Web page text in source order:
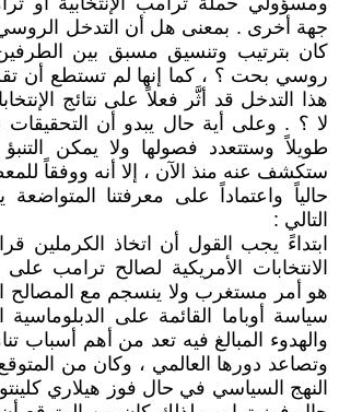
جهة أخرى . بمعنى هل أن التدخل الروسي
كان بترتيب وتنسيق مسبق بين
روسي بحت ؟ ، كما إنها لم تستطع أن
هذا التدخل قد أثَّر فعلاً على نتائج
لا ؟ . وعلى أية حال يبدو أن
طويلاً وستتعدد فصولها ولا يمكن التنبؤ
ستكشف عنه منذ الآن ، إلا أنه ووفقاً
حالياً واعتماداً على معرفتنا المتواضعة
التالي :
ابتداءً يجب القول أن اتخاذ الكرملين
الانتخابات الأمريكية لصالح ترامب
هو أمر مستغرب ولا ينسجم مع المصالح
سياسة أوباما القائمة على الدبلوماسية
والهدوء المبالغ فيه تعد من أهم أسباب
وتصاعد دورها العالمي ، وكان من
النهج السياسي في حال فوز هيلاري